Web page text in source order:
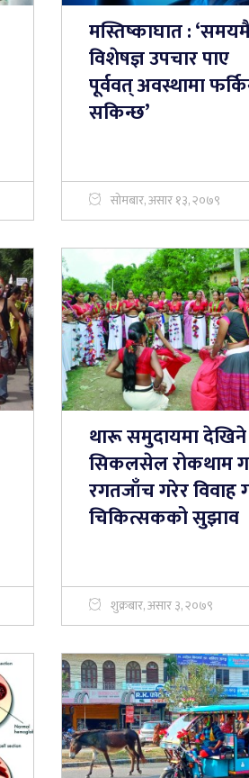
मस्तिष्काघात :
विशेषज्ञ उपचार पाए
पूर्ववत् अवस्थामा
सकिन्छ’
सोमबार, असार १३, २०७९
थारू समुदायमा देखिने
सिकलसेल रोकथाम
रगतजाँच गरेर विवाह
चिकित्सकको सुझाव
शुक्रबार, असार ३, २०७९